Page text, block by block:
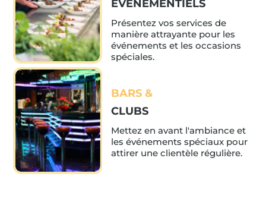
ÉVÉNEMENTIELS
Présentez vos services de
manière attrayante pour les
événements et les occasions
spéciales.
BARS &
CLUBS
Mettez en avant l'ambiance et
les événements spéciaux pour
attirer une clientèle régulière.